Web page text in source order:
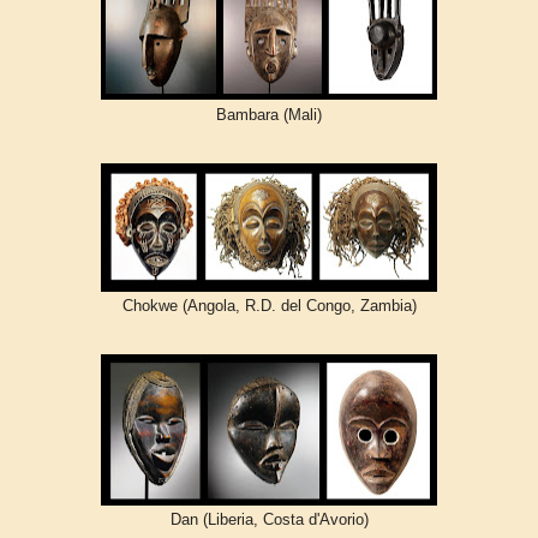
Bambara (Mali)
Chokwe (Angola, R.D. del Congo, Zambia)
Dan (Liberia, Costa d'Avorio)